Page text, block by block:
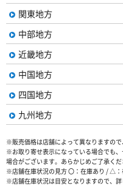
関東地方
中部地方
近畿地方
中国地方
四国地方
九州地方
※販売価格は店舗によって異なりますので
※お取り寄せ表示になっている場合でも
場合がございます。あらかじめご了承くだ
※店舗在庫状況の見方 〇：在庫あり / △：
※店舗在庫状況は目安となりますので、詳